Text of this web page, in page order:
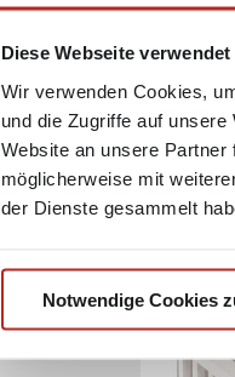
Diese Webseite
Wir verwenden Cookies,
und die Zugriffe auf
Website an unsere
möglicherweise mit
der Dienste gesammelt
Notwendige Cookies
die
nach